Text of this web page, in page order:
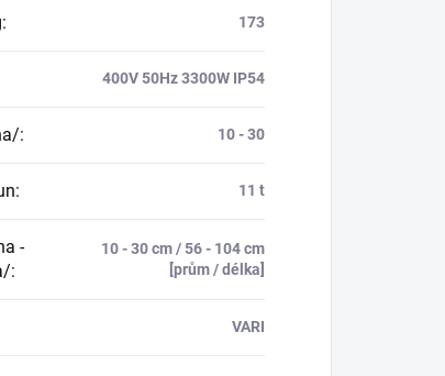
: 173
400V 50Hz 3300W IP54
: 10 - 30
: 11 t
-
:
10 - 30 cm / 56 - 104 cm
[prům / délka]
VARI